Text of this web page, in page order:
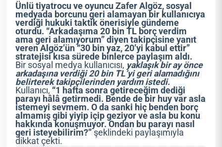
Ünlü tiyatrocu ve oyuncu Zafer Algöz, sosyal
medyada borcunu geri alamayan bir kullanıcıya
verdiği hukuki taktik önerisiyle gündeme
oturdu. “Arkadaşıma 20 bin TL borç verdim
ama geri alamıyorum” diyen takipçisine yanıt
veren Algöz’ün “30 bin yaz, 20’yi kabul ettir”
stratejisi kısa sürede binlerce paylaşım aldı.
Bir sosyal medya kullanıcısı, yaklaşık bir ay önce
arkadaşına verdiği 20 bin TL’yi geri alamadığını
belirterek takipçilerinden yardım istedi.
Kullanıcı, “1 hafta sonra getireceğim dediği
parayı hâlâ getirmedi. Bende de bir huy var asla
istemeyi sevmem. O da sanki hiç benden borç
almamış gibi yiyip içip geziyor ve asla bu konu
hakkında konuşmuyor. Ondan bu parayı nasıl
geri isteyebilirim?”şeklindeki paylaşımıyla
dikkat çekti.